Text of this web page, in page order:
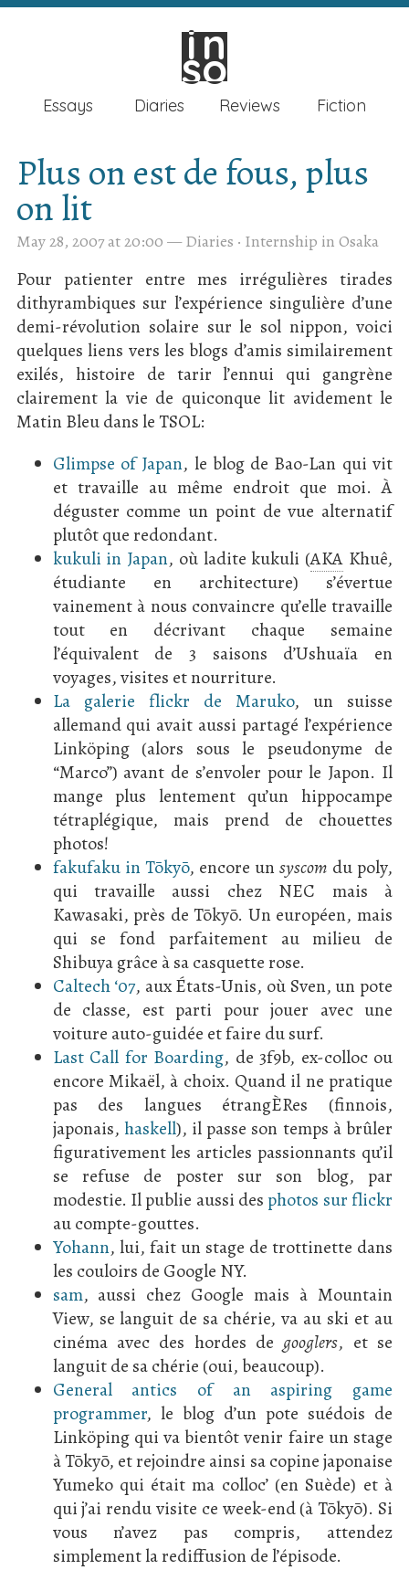
in
so
in
so
Essays Diaries Reviews Fiction
Plus on est de fous, plus
on lit
May 28, 2007 at 20:00 —Diaries · Internship in Osaka
Pour patienter entre mes irrégulières tirades
dithyrambiques sur l’expérience singulière d’une
demi-révolution solaire sur le sol nippon, voici
quelques liens vers les blogs d’amis similairement
exilés, histoire de tarir l’ennui qui gangrène
clairement la vie de quiconque lit avidement le
Matin Bleu dans le TSOL:
Glimpse of Japan, le blog de Bao-Lan qui vit
et travaille au même endroit que moi. À
déguster comme un point de vue alternatif
plutôt que redondant.
kukuli in Japan, où ladite kukuli (AKA Khuê,
étudiante en architecture) s’évertue
vainement à nous convaincre qu’elle travaille
tout en décrivant chaque semaine
l’équivalent de 3 saisons d’Ushuaïa en
voyages, visites et nourriture.
La galerie flickr de Maruko, un suisse
allemand qui avait aussi partagé l’expérience
Linköping (alors sous le pseudonyme de
“Marco”) avant de s’envoler pour le Japon. Il
mange plus lentement qu’un hippocampe
tétraplégique, mais prend de chouettes
photos!
fakufaku in Tōkyō, encore un syscom du poly,
qui travaille aussi chez NEC mais à
Kawasaki, près de Tōkyō. Un européen, mais
qui se fond parfaitement au milieu de
Shibuya grâce à sa casquette rose.
Caltech ‘07, aux États-Unis, où Sven, un pote
de classe, est parti pour jouer avec une
voiture auto-guidée et faire du surf.
Last Call for Boarding, de 3f9b, ex-colloc ou
encore Mikaël, à choix. Quand il ne pratique
pas des langues étrangÈRes (finnois,
japonais, haskell), il passe son temps à brûler
figurativement les articles passionnants qu’il
se refuse de poster sur son blog, par
modestie. Il publie aussi desphotos sur flickr
au compte-gouttes.
Yohann, lui, fait un stage de trottinette dans
les couloirs de Google NY.
sam, aussi chez Google mais à Mountain
View, se languit de sa chérie, va au ski et au
cinéma avec des hordes de googlers, et se
languit de sa chérie (oui, beaucoup).
General antics of an aspiring game
programmer, le blog d’un pote suédois de
Linköping qui va bientôt venir faire un stage
à Tōkyō, et rejoindre ainsi sa copine japonaise
Yumeko qui était ma colloc’ (en Suède) et à
qui j’ai rendu visite ce week-end (à Tōkyō). Si
vous n’avez pas compris, attendez
simplement la rediffusion de l’épisode.